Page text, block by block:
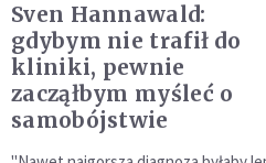
Sven Hannawald:
gdybym nie trafił do
kliniki, pewnie
zacząłbym myśleć o
samobójstwie